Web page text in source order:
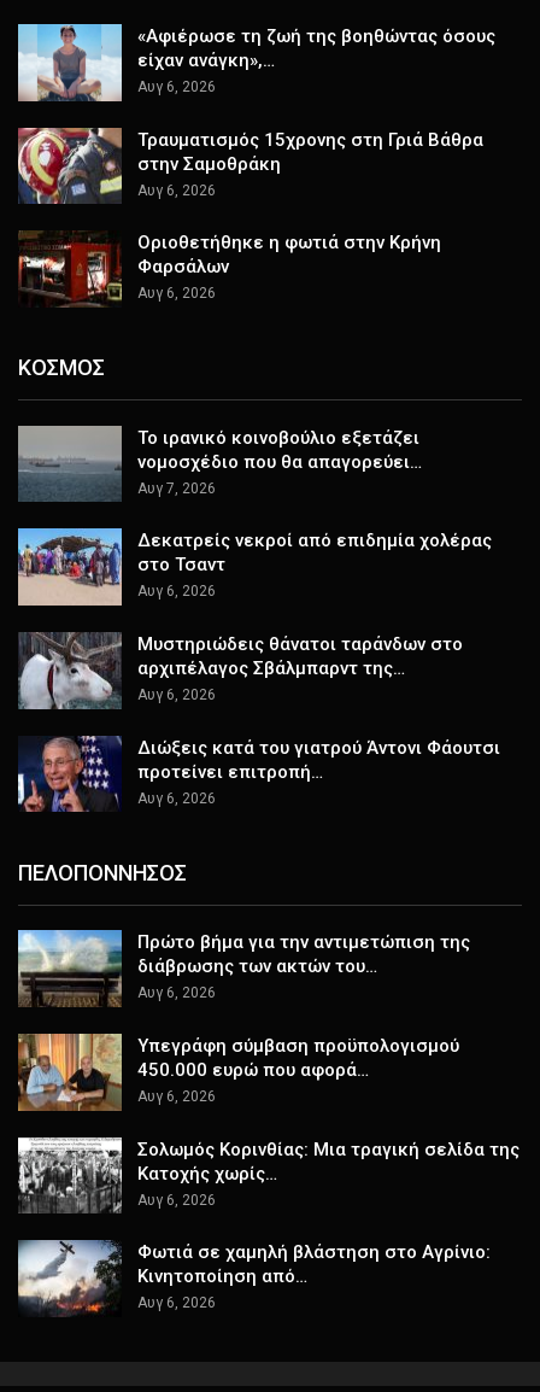
«Αφιέρωσε τη ζωή της βοηθώντας όσους
είχαν ανάγκη»,…
Αυγ 6, 2026
Τραυματισμός 15χρονης στη Γριά Βάθρα
στην Σαμοθράκη
Αυγ 6, 2026
Οριοθετήθηκε η φωτιά στην Κρήνη
Φαρσάλων
Αυγ 6, 2026
ΚΟΣΜΟΣ
Το ιρανικό κοινοβούλιο εξετάζει
νομοσχέδιο που θα απαγορεύει…
Αυγ 7, 2026
Δεκατρείς νεκροί από επιδημία χολέρας
στο Τσαντ
Αυγ 6, 2026
Μυστηριώδεις θάνατοι ταράνδων στο
αρχιπέλαγος Σβάλμπαρντ της…
Αυγ 6, 2026
Διώξεις κατά του γιατρού Άντονι Φάουτσι
προτείνει επιτροπή…
Αυγ 6, 2026
ΠΕΛΟΠΟΝΝΗΣΟΣ
Πρώτο βήμα για την αντιμετώπιση της
διάβρωσης των ακτών του…
Αυγ 6, 2026
Υπεγράφη σύμβαση προϋπολογισμού
450.000 ευρώ που αφορά…
Αυγ 6, 2026
Σολωμός Κορινθίας: Μια τραγική σελίδα της
Κατοχής χωρίς…
Αυγ 6, 2026
Φωτιά σε χαμηλή βλάστηση στο Αγρίνιο:
Κινητοποίηση από…
Αυγ 6, 2026